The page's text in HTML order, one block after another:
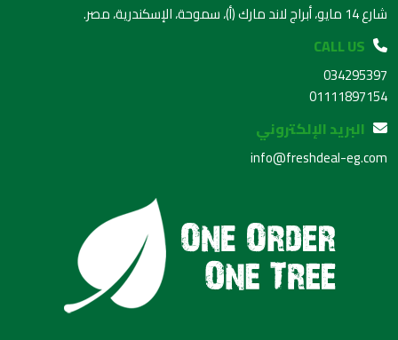
شارع 14 مايو، أبراج لاند مارك (أ)، سموحة، الإسكندرية، مصر.
CALL US
034295397
01111897154
البريد الإلكتروني
info@freshdeal-eg.com